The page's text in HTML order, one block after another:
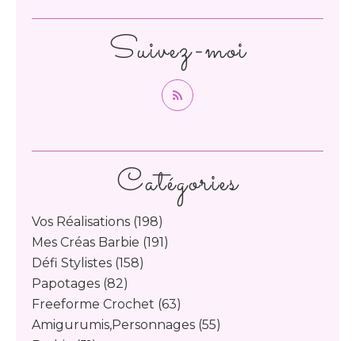
Catégories
Vos Réalisations (198)
Mes Créas Barbie (191)
Défi Stylistes (158)
Papotages (82)
Freeforme Crochet (63)
Amigurumis,personnages (55)
Suivez-moi